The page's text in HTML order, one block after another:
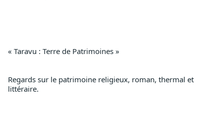
« Taravu : Terre de Patrimoines »
Regards sur le patrimoine religieux, roman, thermal et
littéraire.